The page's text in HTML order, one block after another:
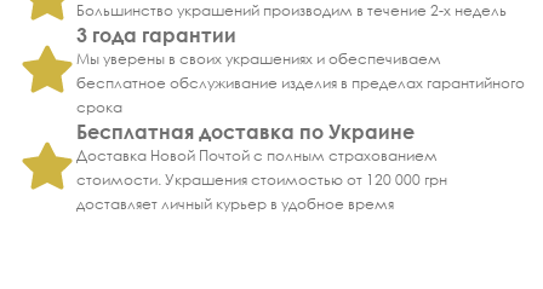
Большинство украшений производим в течение 2-х недель
3 года гарантии
Мы уверены в своих украшениях и обеспечиваем
бесплатное обслуживание изделия в пределах гарантийного
срока
Бесплатная доставка по Украине
Доставка Новой Почтой с полным страхованием
стоимости. Украшения стоимостью от 120 000 грн
доставляет личный курьер в удобное время